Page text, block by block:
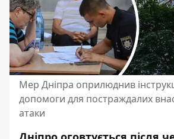
Мер Дніпра оприлюднив
допомоги для постраждалих
атаки